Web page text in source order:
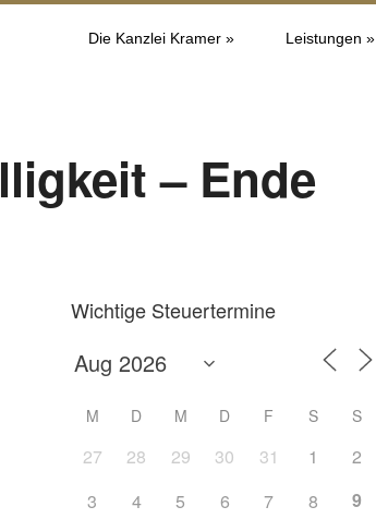
Die Kanzlei Kramer » Leistungen »
– Ende
Wichtige Steuertermine
M D M D F S S
27 28 29 30 31 1
2
3
4 5 6 7 8
9